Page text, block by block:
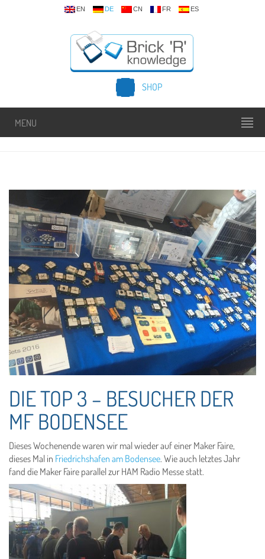
EN DE CN FR ES
SHOP
MENU
DIE TOP 3 – BESUCHER DER
MF BODENSEE
Dieses Wochenende waren wir mal wieder auf einer Maker Faire,
dieses Mal in Friedrichshafen am Bodensee. Wie auch letztes Jahr
fand die Maker Faire parallel zur HAM Radio Messe statt.